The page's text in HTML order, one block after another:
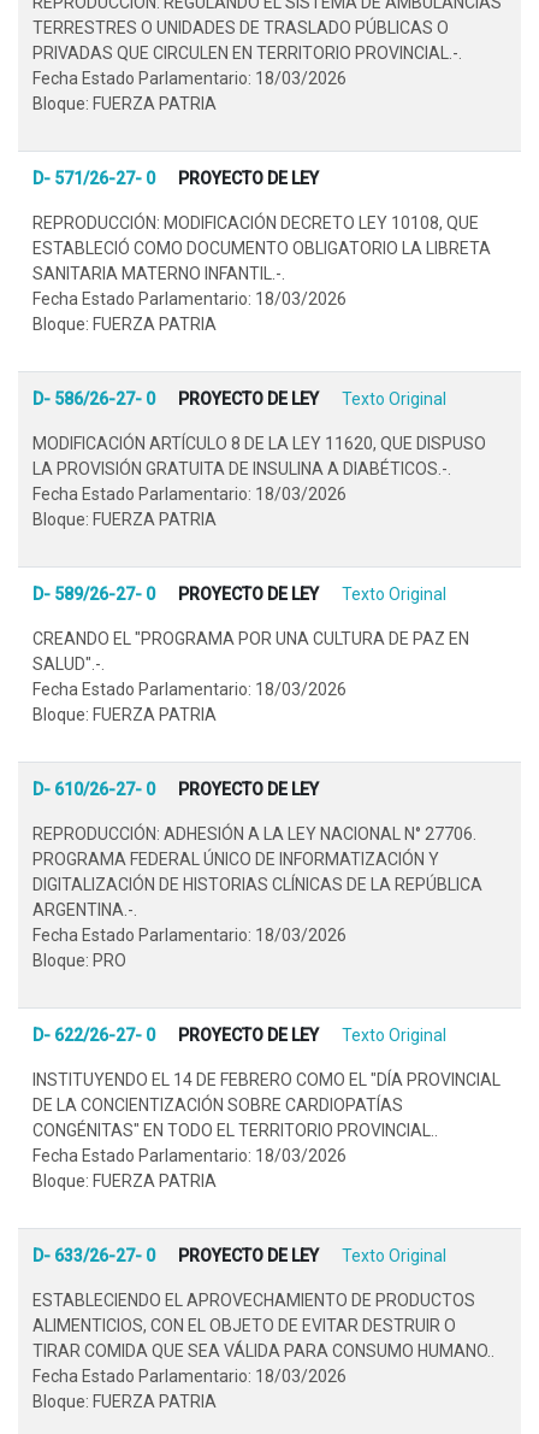
TERRESTRES O UNIDADES DE TRASLADO PÚBLICAS O
PRIVADAS QUE CIRCULEN EN TERRITORIO PROVINCIAL.-.
Fecha Estado Parlamentario: 18/03/2026
Bloque: FUERZA PATRIA
D- 571/26-27- 0 PROYECTO DE LEY
REPRODUCCIÓN: MODIFICACIÓN DECRETO LEY 10108, QUE
ESTABLECIÓ COMO DOCUMENTO OBLIGATORIO LA LIBRETA
SANITARIA MATERNO INFANTIL.-.
Fecha Estado Parlamentario: 18/03/2026
Bloque: FUERZA PATRIA
D- 586/26-27- 0 PROYECTO DE LEY Texto Original
MODIFICACIÓN ARTÍCULO 8 DE LA LEY 11620, QUE DISPUSO
LA PROVISIÓN GRATUITA DE INSULINA A DIABÉTICOS.-.
Fecha Estado Parlamentario: 18/03/2026
Bloque: FUERZA PATRIA
D- 589/26-27- 0 PROYECTO DE LEY Texto Original
CREANDO EL "PROGRAMA POR UNA CULTURA DE PAZ EN
SALUD".-.
Fecha Estado Parlamentario: 18/03/2026
Bloque: FUERZA PATRIA
D- 610/26-27- 0 PROYECTO DE LEY
REPRODUCCIÓN: ADHESIÓN A LA LEY NACIONAL N° 27706.
PROGRAMA FEDERAL ÚNICO DE INFORMATIZACIÓN Y
DIGITALIZACIÓN DE HISTORIAS CLÍNICAS DE LA REPÚBLICA
ARGENTINA.-.
Fecha Estado Parlamentario: 18/03/2026
Bloque: PRO
D- 622/26-27- 0 PROYECTO DE LEY Texto Original
INSTITUYENDO EL 14 DE FEBRERO COMO EL "DÍA PROVINCIAL
DE LA CONCIENTIZACIÓN SOBRE CARDIOPATÍAS
CONGÉNITAS" EN TODO EL TERRITORIO PROVINCIAL..
Fecha Estado Parlamentario: 18/03/2026
Bloque: FUERZA PATRIA
D- 633/26-27- 0 PROYECTO DE LEY Texto Original
ESTABLECIENDO EL APROVECHAMIENTO DE PRODUCTOS
ALIMENTICIOS, CON EL OBJETO DE EVITAR DESTRUIR O
TIRAR COMIDA QUE SEA VÁLIDA PARA CONSUMO HUMANO..
Fecha Estado Parlamentario: 18/03/2026
Bloque: FUERZA PATRIA